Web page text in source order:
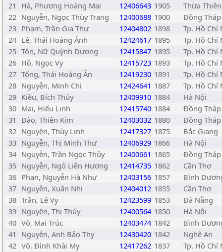
21
Hà, Phương Hoàng Mai 12406643 1905
Thừa
22 Nguyễn, Ngọc Thùy Trang 12400688 1900
Đồng Tháp
23 Phạm, Trần Gia Thư 12404802 1898
Tp. Hồ Chí
24 Lê, Thái Hoàng Ánh 12424617 1895
Tp. Hồ Chí
25 Tôn, Nữ Quỳnh Dương 12415847 1895
Tp. Hồ Chí
26 Hồ, Ngọc Vy 12415723 1893
Tp. Hồ Chí
27 Tống, Thái Hoàng Ân 12419230 1891
Tp. Hồ Chí
28 Nguyễn, Minh Chi 12424641 1887
Tp. Hồ Chí
29 Kiều, Bích Thủy 12409910 1884
Hà Nội
30 Mai, Hiếu Linh 12415740 1884
Đồng Tháp
31 Đào, Thiên Kim 12403032 1880
Đồng Tháp
32 Nguyễn, Thùy Linh 12417327 1875
Bắc Giang
33 Nguyễn, Thị Minh Thư 12406929 1866
Hà Nội
34 Nguyễn, Trần Ngọc Thủy 12400661 1865
Đồng Tháp
35 Nguyễn, Ngô Liên Hương 12414735 1862
Cần Thơ
36 Phan, Nguyễn Hà Như 12403156 1857
Bình
37 Nguyễn, Xuân Nhi 12404012 1855
Cần Thơ
38 Trần, Lê Vy 12423599 1853
Đà Nẵng
39 Nguyễn, Thị Thúy 12400564 1850
Hà Nội
40 Võ, Mai Trúc 12403474 1842
Bình
41
Nguyễn, Anh Bảo Thy 12430420 1842
Nghệ An
42 Võ, Đình Khải My 12417262 1837
Tp. Hồ Chí